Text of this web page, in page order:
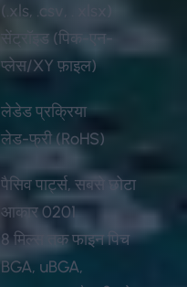
(.xls, .csv, . xlsx)
सेंट्रॉइड (पिक-एन-
प्लेस/XY फ़ाइल)
लेडेड प्रक्रिया
लेड-फ्री (RoHS)
पैसिव पार्ट्स, सबसे छोटा
आकार 0201
8 मिल्स तक फाइन पिच
BGA, uBGA,